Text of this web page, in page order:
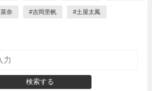
奈 #吉岡里帆 #土屋太鳳
検索する